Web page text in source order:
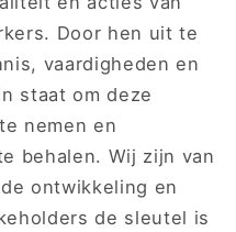
Door hen uit te
vaardigheden en
staat om deze
nemen en
behalen. Wij zijn van
ontwikkeling en
de sleutel is